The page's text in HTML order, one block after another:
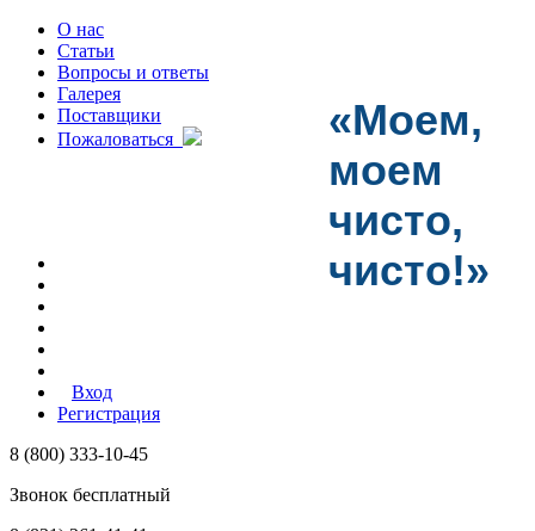
О нас
Статьи
Вопросы и ответы
Галерея
Поставщики
Пожаловаться
Вход
Регистрация
8 (800) 333-10-45
Звонок бесплатный
«Моем,
моем
чисто,
чисто!»